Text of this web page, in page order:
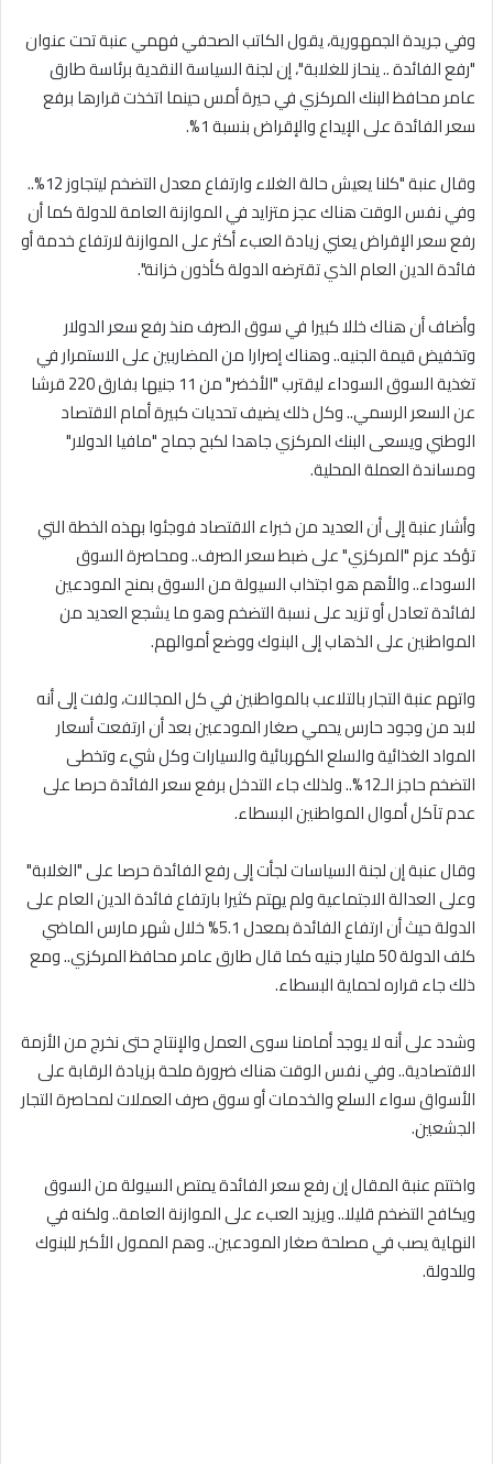
وفي جريدة الجمهورية، يقول الكاتب الصحفي فهمي عنبة تحت عنوان
"رفع الفائدة .. ينحاز للغلابة"، إن لجنة السياسة النقدية برئاسة طارق
عامر محافظ البنك المركزي في حيرة أمس حينما اتخذت قرارها برفع
سعر الفائدة على الإيداع والإقراض بنسبة 1%.
وقال عنبة "كلنا يعيش حالة الغلاء وارتفاع معدل التضخم ليتجاوز 12%..
وفي نفس الوقت هناك عجز متزايد في الموازنة العامة للدولة كما أن
رفع سعر الإقراض يعني زيادة العبء أكثر على الموازنة لارتفاع خدمة أو
فائدة الدين العام الذي تقترضه الدولة كأذون خزانة".
وأضاف أن هناك خللا كبيرا في سوق الصرف منذ رفع سعر الدولار
وتخفيض قيمة الجنيه.. وهناك إصرارا من المضاربين على الاستمرار في
تغذية السوق السوداء ليقترب "الأخضر" من 11 جنيها بفارق 220 قرشا
عن السعر الرسمي.. وكل ذلك يضيف تحديات كبيرة أمام الاقتصاد
الوطني ويسعى البنك المركزي جاهدا لكبح جماح "مافيا الدولار"
ومساندة العملة المحلية.
وأشار عنبة إلى أن العديد من خبراء الاقتصاد فوجئوا بهذه الخطة التي
تؤكد عزم "المركزي" على ضبط سعر الصرف.. ومحاصرة السوق
السوداء.. والأهم هو اجتذاب السيولة من السوق بمنح المودعين
لفائدة تعادل أو تزيد على نسبة التضخم وهو ما يشجع العديد من
المواطنين على الذهاب إلى البنوك ووضع أموالهم.
واتهم عنبة التجار بالتلاعب بالمواطنين في كل المجالات، ولفت إلى أنه
لابد من وجود حارس يحمي صغار المودعين بعد أن ارتفعت أسعار
المواد الغذائية والسلع الكهربائية والسيارات وكل شيء وتخطى
التضخم حاجز الـ12%.. ولذلك جاء التدخل برفع سعر الفائدة حرصا على
عدم تآكل أموال المواطنين البسطاء.
وقال عنبة إن لجنة السياسات لجأت إلى رفع الفائدة حرصا على "الغلابة"
وعلى العدالة الاجتماعية ولم يهتم كثيرا بارتفاع فائدة الدين العام على
الدولة حيث أن ارتفاع الفائدة بمعدل 5.1% خلال شهر مارس الماضي
كلف الدولة 50 مليار جنيه كما قال طارق عامر محافظ المركزي.. ومع
ذلك جاء قراره لحماية البسطاء.
وشدد على أنه لا يوجد أمامنا سوى العمل والإنتاج حتى نخرج من الأزمة
الاقتصادية.. وفي نفس الوقت هناك ضرورة ملحة بزيادة الرقابة على
الأسواق سواء السلع والخدمات أو سوق صرف العملات لمحاصرة التجار
الجشعين.
واختتم عنبة المقال إن رفع سعر الفائدة يمتص السيولة من السوق
ويكافح التضخم قليلا.. ويزيد العبء على الموازنة العامة.. ولكنه في
النهاية يصب في مصلحة صغار المودعين.. وهم الممول الأكبر للبنوك
وللدولة.